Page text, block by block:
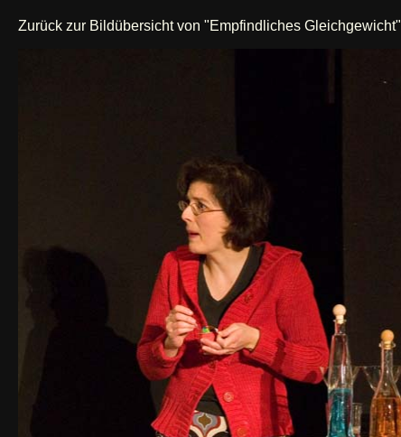
Zurück zur Bildübersicht von "Empfindliches Gleichgewicht"